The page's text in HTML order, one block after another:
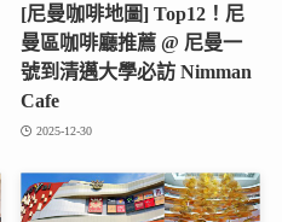
[尼曼咖啡地圖] Top12！尼
曼區咖啡廳推薦 @ 尼曼一
號到清邁大學必訪 Nimman
Cafe
2025-12-30